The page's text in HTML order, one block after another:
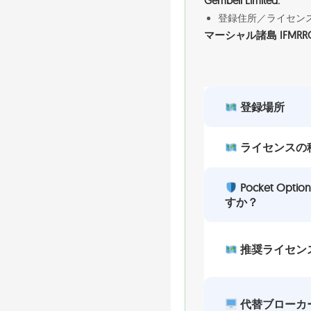
登録住所／ライセン
マーシャル諸島
登録場所
ライセンスの
Pocket
すか？
推奨ライセン
代替ブローカ